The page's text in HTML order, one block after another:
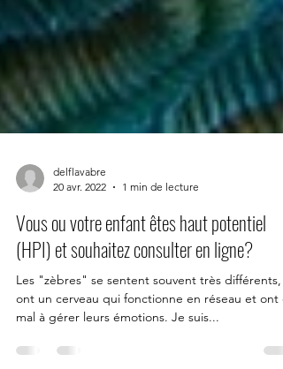
delflavabre
20 avr. 2022
1 min de lecture
Vous ou votre enfant êtes haut potentiel
(HPI) et souhaitez consulter en ligne?
Les "zèbres" se sentent souvent très différents,
mal à gérer leurs émotions. Je suis...